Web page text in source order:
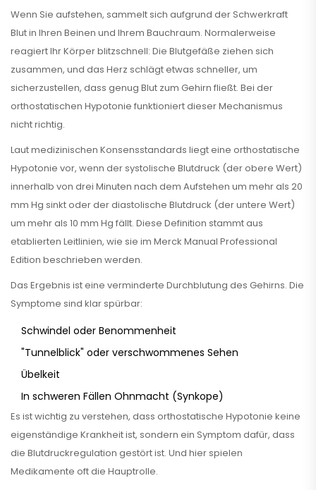
Wenn Sie aufstehen, sammelt sich aufgrund der Schwerkraft
Blut in Ihren Beinen und Ihrem Bauchraum. Normalerweise
reagiert Ihr Körper blitzschnell: Die Blutgefäße ziehen sich
zusammen, und das Herz schlägt etwas schneller, um
sicherzustellen, dass genug Blut zum Gehirn fließt. Bei der
orthostatischen Hypotonie funktioniert dieser Mechanismus
nicht richtig.
Laut medizinischen Konsensstandards liegt eine orthostatische
Hypotonie vor, wenn der systolische Blutdruck (der obere Wert)
innerhalb von drei Minuten nach dem Aufstehen um mehr als 20
mm Hg sinkt oder der diastolische Blutdruck (der untere Wert)
um mehr als 10 mm Hg fällt. Diese Definition stammt aus
etablierten Leitlinien, wie sie im Merck Manual Professional
Edition beschrieben werden.
Das Ergebnis ist eine verminderte Durchblutung des Gehirns. Die
Symptome sind klar spürbar:
Schwindel oder Benommenheit
"Tunnelblick" oder verschwommenes Sehen
Übelkeit
In schweren Fällen Ohnmacht (Synkope)
Es ist wichtig zu verstehen, dass orthostatische Hypotonie keine
eigenständige Krankheit ist, sondern ein Symptom dafür, dass
die Blutdruckregulation gestört ist. Und hier spielen
Medikamente oft die Hauptrolle.